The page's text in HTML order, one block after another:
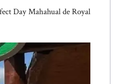
Day Mahahual de Royal